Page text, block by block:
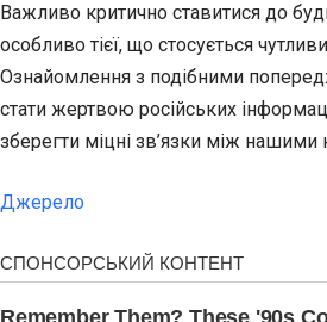
Важливо критично ставитися до
особливо тієї, що стосується
Ознайомлення з подібними
стати жертвою російських
зберегти міцні зв’язки між нашими
Джерело